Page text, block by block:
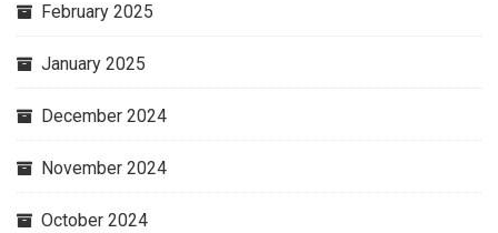
February 2025
January 2025
December 2024
November 2024
October 2024